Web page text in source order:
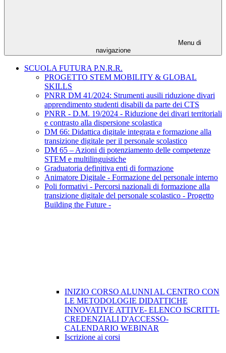
Menu di
navigazione
SCUOLA FUTURA P.N.R.R.
PROGETTO STEM MOBILITY & GLOBAL
SKILLS
PNRR DM 41/2024: Strumenti ausili riduzione divari
apprendimento studenti disabili da parte dei CTS
PNRR - D.M. 19/2024 - Riduzione dei divari territoriali
e contrasto alla dispersione scolastica
DM 66: Didattica digitale integrata e formazione alla
transizione digitale per il personale scolastico
DM 65 – Azioni di potenziamento delle competenze
STEM e multilinguistiche
Graduatoria definitiva enti di formazione
Animatore Digitale - Formazione del personale interno
Poli formativi - Percorsi nazionali di formazione alla
transizione digitale del personale scolastico - Progetto
Building the Future -
INIZIO CORSO ALUNNI AL CENTRO CON
LE METODOLOGIE DIDATTICHE
INNOVATIVE ATTIVE- ELENCO ISCRITTI-
CREDENZIALI D'ACCESSO-
CALENDARIO WEBINAR
Iscrizione ai corsi